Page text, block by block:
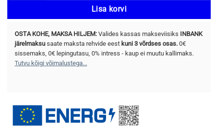
Lisa korvi
OSTA KOHE, MAKSA HILJEM: Valides kassas makseviisiks INBANK
järelmaksu saate maksta rehvide eest kuni 3 võrdses osas. 0€
sissemaks, 0€ lepingutasu, 0% intress - kaup ei muutu kallimaks.
Tutvu kõigi võimalustega...